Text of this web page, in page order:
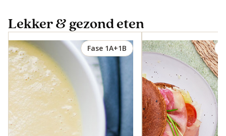
Lekker & gezond eten
Fase 1A+1B